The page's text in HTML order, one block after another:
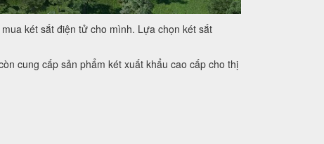
két sắt điện tử cho mình. Lựa chọn két sắt
cung cấp sản phẩm két xuất khẩu cao cấp cho thị